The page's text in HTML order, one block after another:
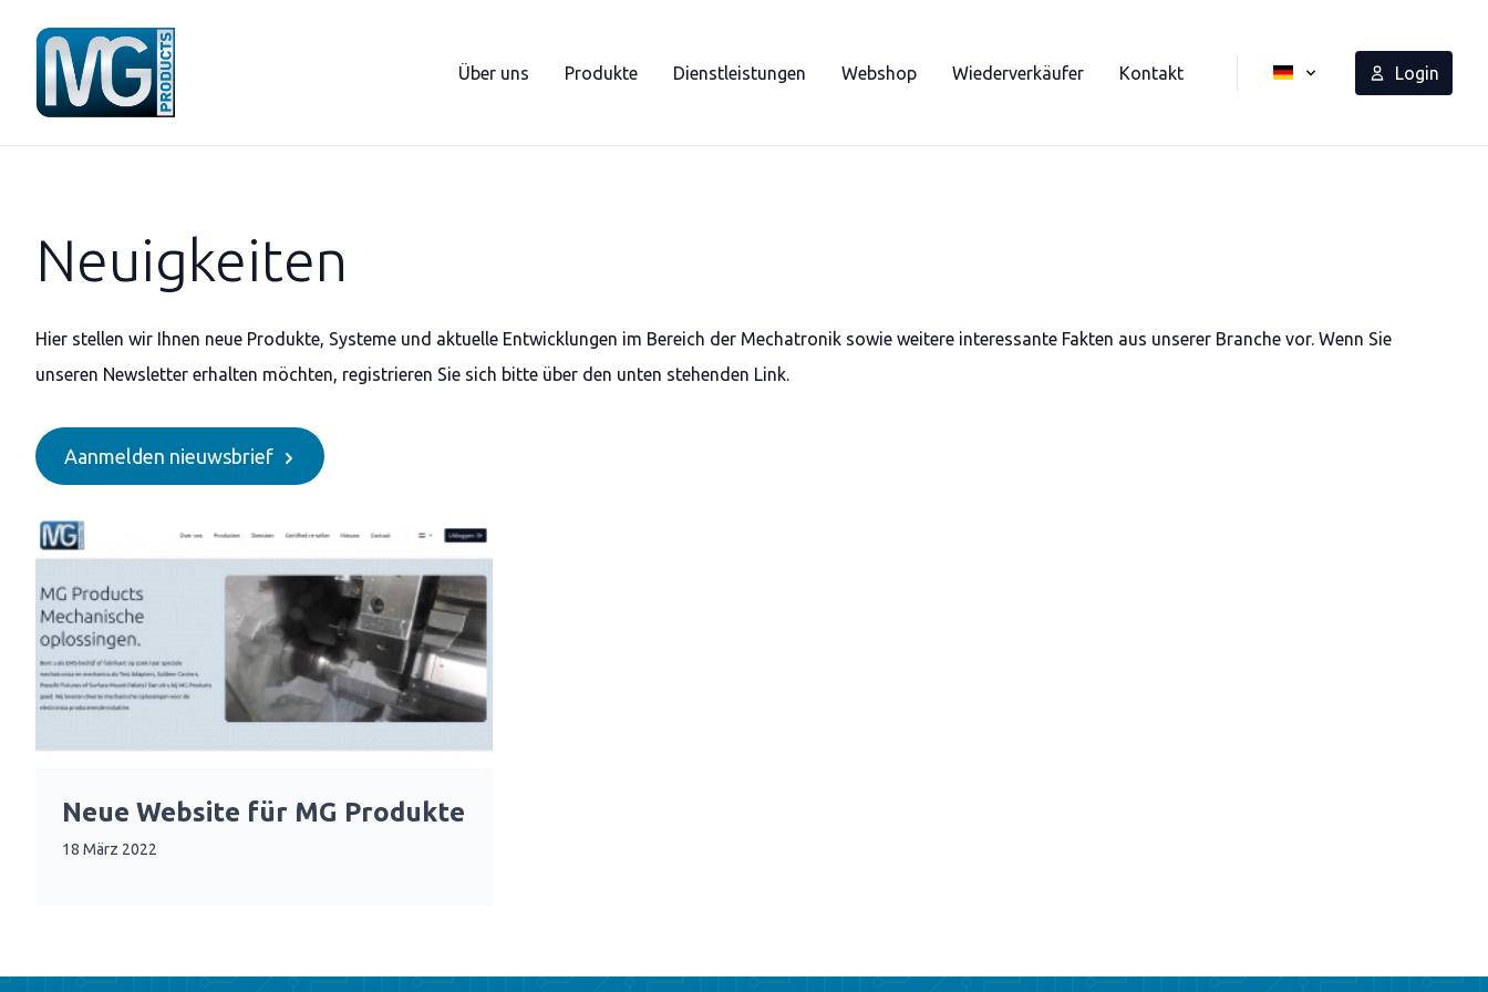
Über uns Produkte Dienstleistungen Webshop Wiederverkäufer Kontakt Login
Neuigkeiten
Hier stellen wir Ihnen neue Produkte, Systeme und aktuelle Entwicklungen im Bereich der Mechatronik sowie weitere interessante Fakten aus unserer Branche vor. Wenn Sie
unseren Newsletter erhalten möchten, registrieren Sie sich bitte über den unten stehenden Link.
Aanmelden nieuwsbrief
Neue Website für MG Produkte
18 März 2022